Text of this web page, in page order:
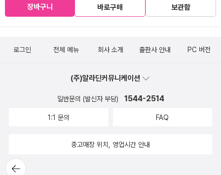
장바구니 바로구매 보관함
뒤로가
로그인 전체 메뉴 회사 소개 출판사 안내 PC 버전
(주)알라딘커뮤니케이션
일반문의 (발신자 부담) 1544-2514
1:1 문의 FAQ
중고매장 위치, 영업시간 안내